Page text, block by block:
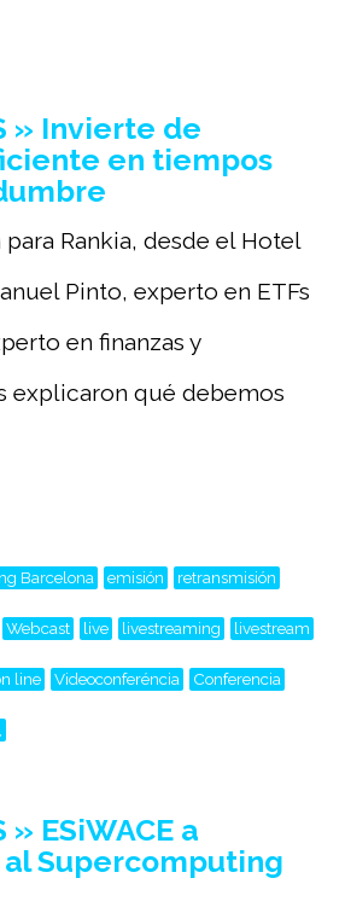
» Invierte de
en tiempos
Rankia, desde el Hotel
Pinto, experto en ETFs
en finanzas y
explicaron qué debemos
Barcelona emisión retransmisión
Webcast live livestreaming livestream
line Videoconferéncia Conferencia
» ESiWACE a
Supercomputing